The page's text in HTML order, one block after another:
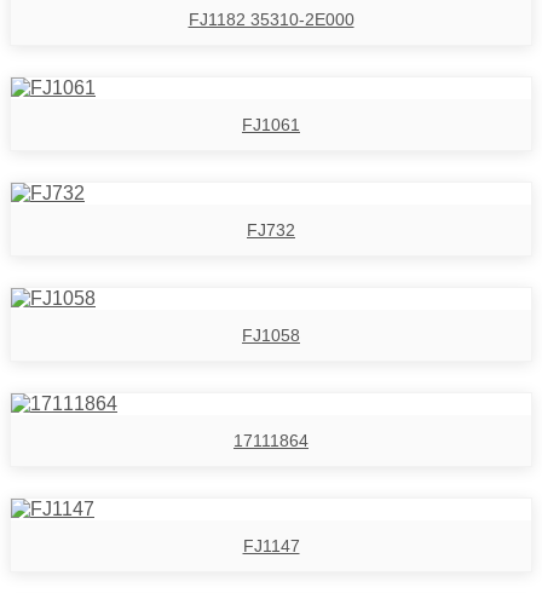
FJ1182 35310-2E000
FJ1061
FJ732
FJ1058
17111864
FJ1147